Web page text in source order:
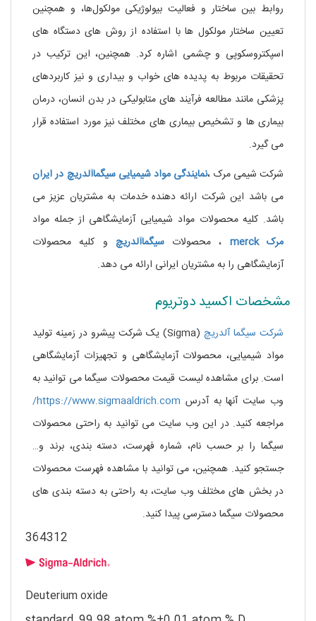
روابط بین ساختار و فعالیت بیولوژیکی مولکول‌ها، و همچنین
تعیین ساختار مولکول ها با استفاده از روش های دستگاه های
اسپکتروسکوپی و چشمی اشاره کرد. همچنین، این ترکیب در
تحقیقات مربوط به پدیده های خواب و بیداری و نیز کاربردهای
پزشکی مانند مطالعه فرآیند های متابولیکی در بدن انسان، درمان
بیماری ها و تشخیص بیماری های مختلف نیز مورد استفاده قرار
می گیرد.
شرکت شیمی مرک ،نمایندگی مواد شیمیایی سیگماآلدریچ در ایران
می باشد این شرکت ارائه دهنده خدمات به مشتریان عزیز می
باشد. کلیه محصولات مواد شیمیایی آزمایشگاهی از جمله مواد
مرک merck ، محصولاتسیگماآلدریچ و کلیه محصولات
آزمایشگاهی را به مشتریان ایرانی ارائه می دهد.
مشخصات اکسید دوتریوم
شرکت سیگما آلدریچ
(Sigma) یک شرکت پیشرو در زمینه تولید
مواد شیمیایی، محصولات آزمایشگاهی و تجهیزات آزمایشگاهی
است. برای مشاهده لیست قیمت محصولات سیگما می توانید به
وب سایت آنها به آدرس https://www.sigmaaldrich.com/
مراجعه کنید. در این وب سایت می توانید به راحتی محصولات
سیگما را بر حسب نام، شماره فهرست، دسته بندی، برند و…
جستجو کنید. همچنین، می توانید با مشاهده فهرست محصولات
در بخش های مختلف وب سایت، به راحتی به دسته بندی های
محصولات سیگما دسترسی پیدا کنید.
364312
Deuterium oxide